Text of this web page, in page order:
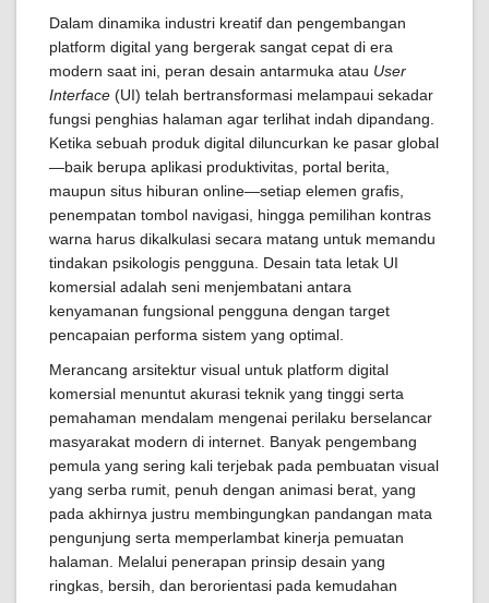
Dalam dinamika industri kreatif dan pengembangan
platform digital yang bergerak sangat cepat di era
modern saat ini, peran desain antarmuka atau User
Interface (UI) telah bertransformasi melampaui sekadar
fungsi penghias halaman agar terlihat indah dipandang.
Ketika sebuah produk digital diluncurkan ke pasar global
—baik berupa aplikasi produktivitas, portal berita,
maupun situs hiburan online—setiap elemen grafis,
penempatan tombol navigasi, hingga pemilihan kontras
warna harus dikalkulasi secara matang untuk memandu
tindakan psikologis pengguna. Desain tata letak UI
komersial adalah seni menjembatani antara
kenyamanan fungsional pengguna dengan target
pencapaian performa sistem yang optimal.
Merancang arsitektur visual untuk platform digital
komersial menuntut akurasi teknik yang tinggi serta
pemahaman mendalam mengenai perilaku berselancar
masyarakat modern di internet. Banyak pengembang
pemula yang sering kali terjebak pada pembuatan visual
yang serba rumit, penuh dengan animasi berat, yang
pada akhirnya justru membingungkan pandangan mata
pengunjung serta memperlambat kinerja pemuatan
halaman. Melalui penerapan prinsip desain yang
ringkas, bersih, dan berorientasi pada kemudahan